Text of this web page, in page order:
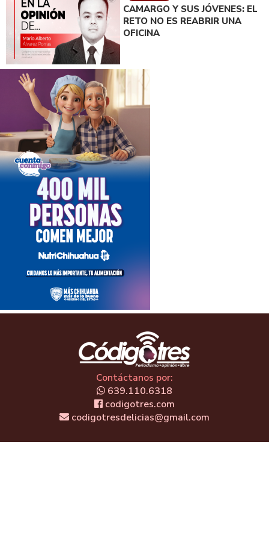
CAMARGO Y SUS JÓVENES: EL
RETO NO ES REABRIR UNA
OFICINA
Contáctanos por:
639.110.6318
codigotres.com
codigotresdelicias@gmail.com